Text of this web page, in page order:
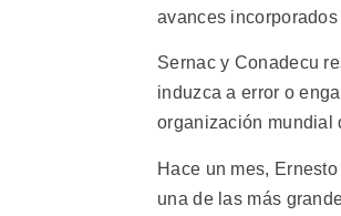
avances
Sernac y Conadecu
induzca a error o
organización mundial
Hace un mes,
una de las más